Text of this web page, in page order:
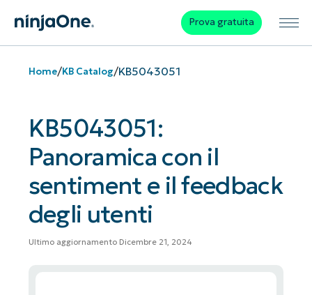
Prova gratuita
Home/KB Catalog/KB5043051
KB5043051:
Panoramica con il
sentiment e il feedback
degli utenti
Ultimo aggiornamento Dicembre 21, 2024